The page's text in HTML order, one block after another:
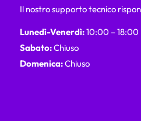
Il nostro supporto tecnico
Lunedì-Venerdì:10:00 – 18:00
Sabato:Chiuso
Domenica:Chiuso